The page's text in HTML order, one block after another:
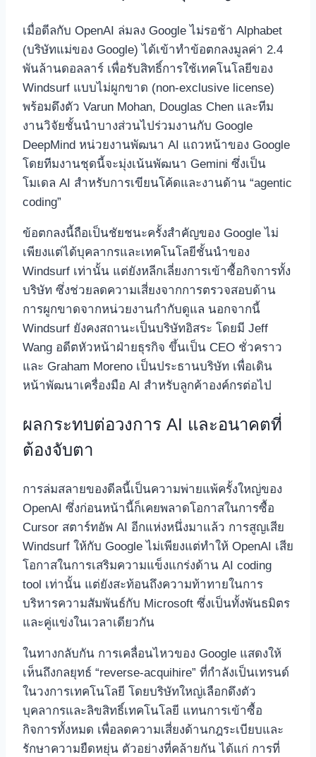
เมื่อดีลกับ OpenAI ล่มลง Google ไม่รอช้า Alphabet
(บริษัทแม่ของ Google) ได้เข้าทำข้อตกลงมูลค่า 2.4
พันล้านดอลลาร์ เพื่อรับสิทธิ์การใช้เทคโนโลยีของ
Windsurf แบบไม่ผูกขาด (non-exclusive license)
พร้อมดึงตัว Varun Mohan, Douglas Chen และทีม
งานวิจัยชั้นนำบางส่วนไปร่วมงานกับ Google
DeepMind หน่วยงานพัฒนา AI แถวหน้าของ Google
โดยทีมงานชุดนี้จะมุ่งเน้นพัฒนา Gemini ซึ่งเป็น
โมเดล AI สำหรับการเขียนโค้ดและงานด้าน “agentic
coding”
ข้อตกลงนี้ถือเป็นชัยชนะครั้งสำคัญของ Google ไม่
เพียงแต่ได้บุคลากรและเทคโนโลยีชั้นนำของ
Windsurf เท่านั้น แต่ยังหลีกเลี่ยงการเข้าซื้อกิจการทั้ง
บริษัท ซึ่งช่วยลดความเสี่ยงจากการตรวจสอบด้าน
การผูกขาดจากหน่วยงานกำกับดูแล นอกจากนี้
Windsurf ยังคงสถานะเป็นบริษัทอิสระ โดยมี Jeff
Wang อดีตหัวหน้าฝ่ายธุรกิจ ขึ้นเป็น CEO ชั่วคราว
และ Graham Moreno เป็นประธานบริษัท เพื่อเดิน
หน้าพัฒนาเครื่องมือ AI สำหรับลูกค้าองค์กรต่อไป
ผลกระทบต่อวงการ AI และอนาคตที่
ต้องจับตา
การล่มสลายของดีลนี้เป็นความพ่ายแพ้ครั้งใหญ่ของ
OpenAI ซึ่งก่อนหน้านี้ก็เคยพลาดโอกาสในการซื้อ
Cursor สตาร์ทอัพ AI อีกแห่งหนึ่งมาแล้ว การสูญเสีย
Windsurf ให้กับ Google ไม่เพียงแต่ทำให้ OpenAI เสีย
โอกาสในการเสริมความแข็งแกร่งด้าน AI coding
tool เท่านั้น แต่ยังสะท้อนถึงความท้าทายในการ
บริหารความสัมพันธ์กับ Microsoft ซึ่งเป็นทั้งพันธมิตร
และคู่แข่งในเวลาเดียวกัน
ในทางกลับกัน การเคลื่อนไหวของ Google แสดงให้
เห็นถึงกลยุทธ์ “reverse-acquihire” ที่กำลังเป็นเทรนด์
ในวงการเทคโนโลยี โดยบริษัทใหญ่เลือกดึงตัว
บุคลากรและลิขสิทธิ์เทคโนโลยี แทนการเข้าซื้อ
กิจการทั้งหมด เพื่อลดความเสี่ยงด้านกฎระเบียบและ
รักษาความยืดหยุ่น ตัวอย่างที่คล้ายกัน ได้แก่ การที่